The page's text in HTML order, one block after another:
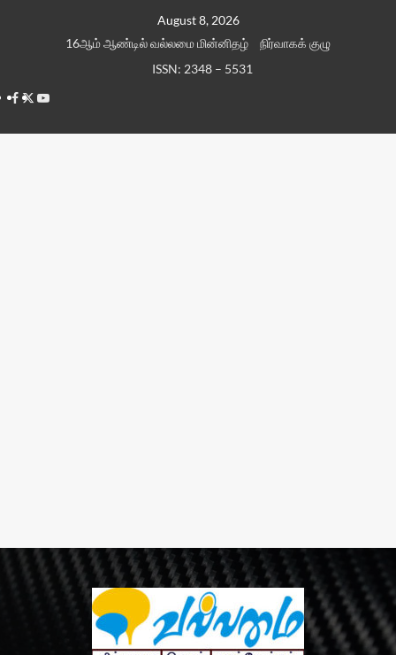
August 8, 2026
16ஆம் ஆண்டில் வல்லமை மின்னிதழ்
நிர்வாகக் குழு
ISSN: 2348 – 5531
Facebook
TwitterYoutube